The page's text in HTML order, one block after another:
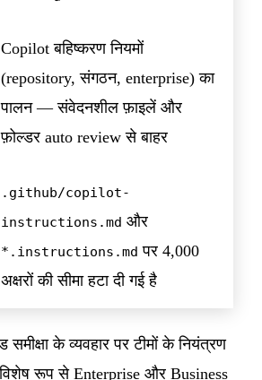
Copilot बहिष्करण नियमों
(repository, संगठन, enterprise) का
पालन — संवेदनशील फ़ाइलें और
फ़ोल्डर auto review से बाहर
.github/copilot-
instructions.md और
*.instructions.md पर 4,000
अक्षरों की सीमा हटा दी गई है
के व्यवहार पर टीमों के नियंत्रण
रूप से Enterprise और Business